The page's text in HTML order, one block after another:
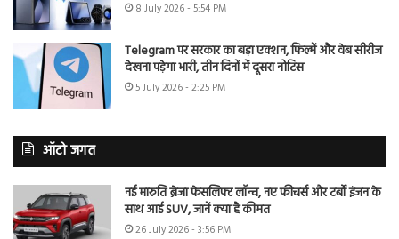
8 July 2026 - 5:54 PM
Telegram पर सरकार का बड़ा एक्शन, फिल्में और वेब सीरीज
देखना पड़ेगा भारी, तीन दिनों में दूसरा नोटिस
5 July 2026 - 2:25 PM
ऑटो जगत
नई मारुति ब्रेजा फेसलिफ्ट लॉन्च, नए फीचर्स और टर्बो इंजन के
साथ आई SUV, जानें क्या है कीमत
26 July 2026 - 3:56 PM